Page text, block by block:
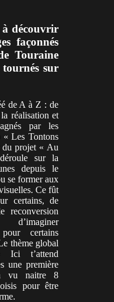
découvrir
façonnés
Touraine
sur
de A à Z : de
réalisation et
par les
« Les Tontons
du projet « Au
sur la
depuis le
se former aux
Ce fût
certains, de
reconversion
certains
thème global
t’attend
une première
vu naitre 8
pour être